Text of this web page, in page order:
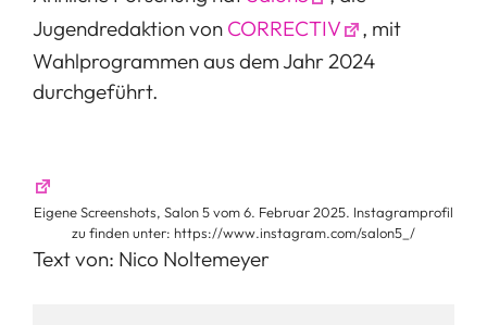
Jugendredaktion von CORRECTIV
, mit
Wahlprogrammen aus dem Jahr 2024
durchgeführt.
Eigene Screenshots, Salon 5 vom 6. Februar 2025. Instagramprofil
zu finden unter: https://www.instagram.com/salon5_/
Text von: Nico Noltemeyer